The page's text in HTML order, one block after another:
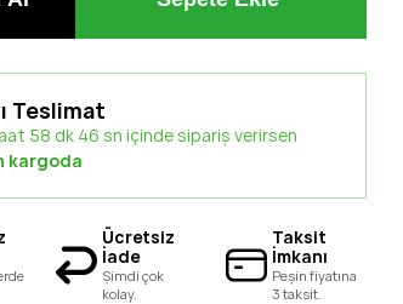
Teslimat
58 dk 45 sn içinde sipariş verirsen
kargoda
Ücretsiz
İade
Şimdi çok
kolay.
Taksit
İmkanı
Peşin fiyatına
3 taksit.